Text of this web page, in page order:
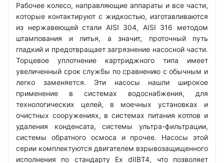
Рабочее колесо, направляющие аппараты и все части,
которые контактируют с жидкостью, изготавливаются
из нержавеющей стали AISI 304, AISI 316 методом
штампования и литья, а значит, проточный путь
гладкий и предотвращает загрязнение насосной части.
Торцевое уплотнение картриджного типа имеет
увеличенный срок службы по сравнению с обычным и
легко заменяется. Эти насосы нашли широкое
применение в системах водоснабжения, для
технологических целей, в моечных установках и
очистных сооружениях, в системах питания котлов и
удаления конденсата, системы ультра-фильтрации,
системы обратного осмоса и прочее. Насосы этой
серии комплектуются двигателем взрывозащищенного
исполнения по стандарту Ex dIIBT4, что позволяет